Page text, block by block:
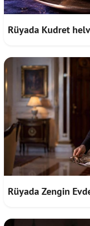
Rüyada Kudret
Rüyada Zengin